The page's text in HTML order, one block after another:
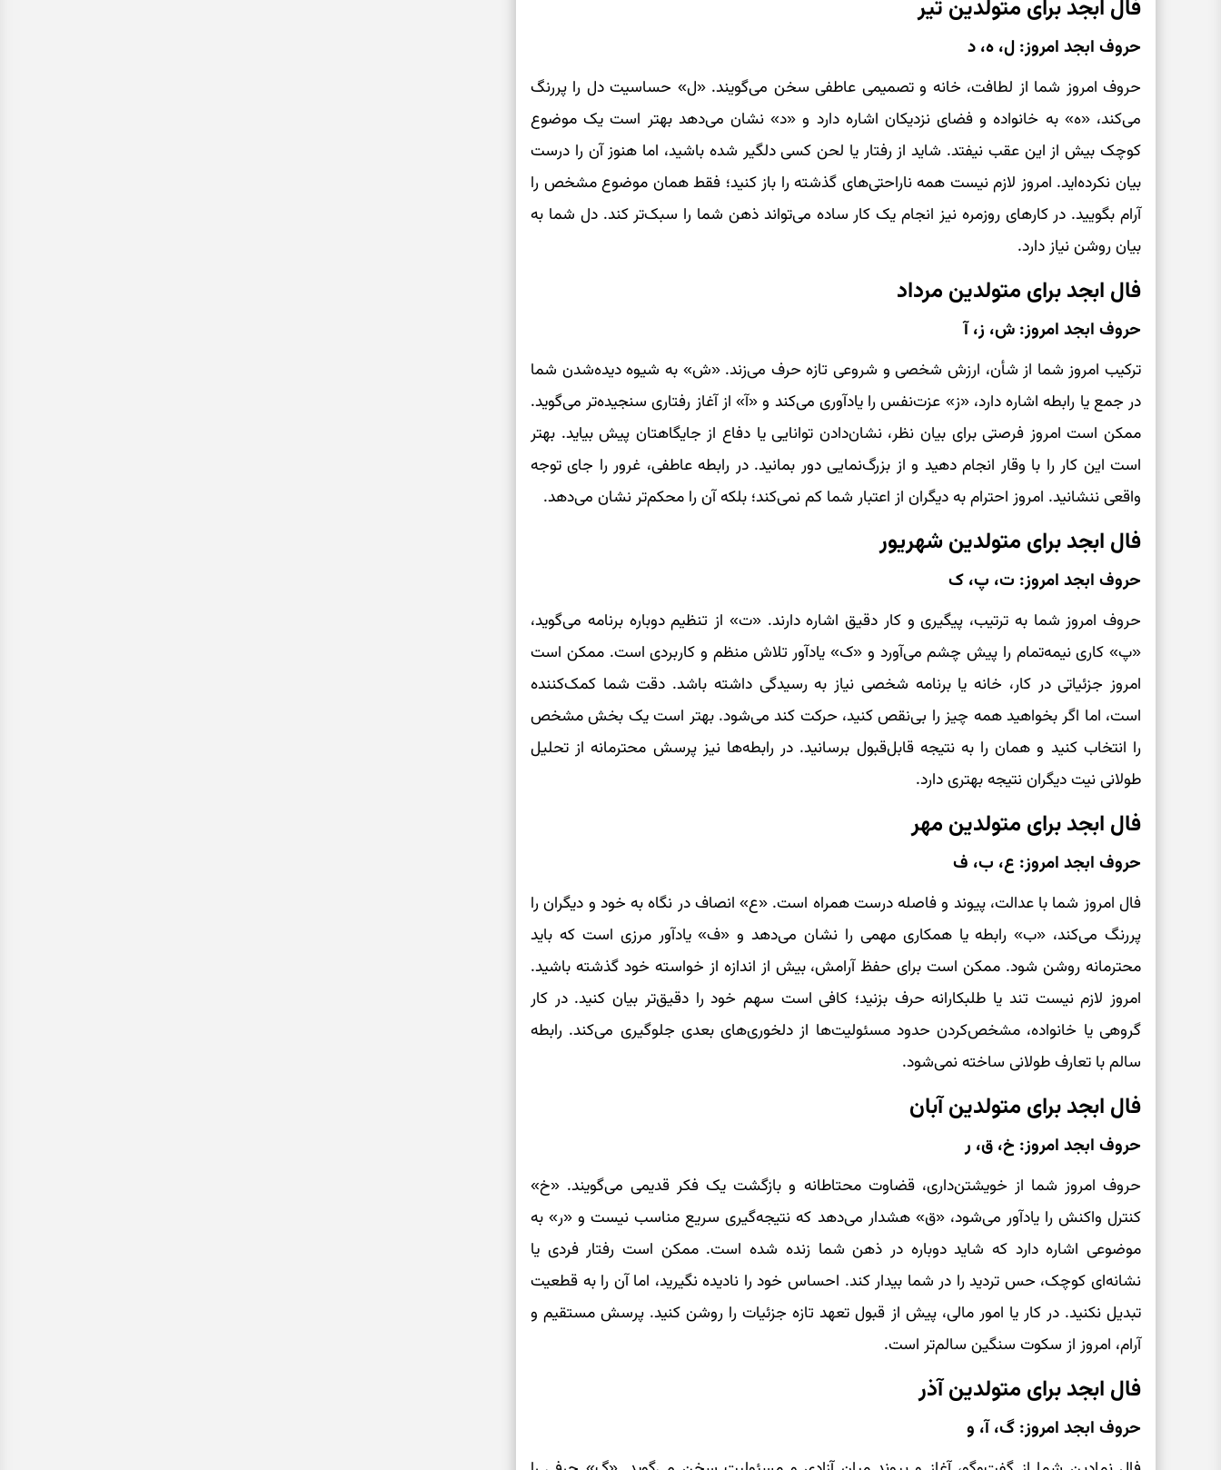
فال ابجد برای متولدین تیر
حروف ابجد امروز: ل، ه، د
حروف امروز شما از لطافت، خانه و تصمیمی عاطفی سخن می‌گویند. «ل» حساسیت دل را پررنگ
می‌کند، «ه» به خانواده و فضای نزدیکان اشاره دارد و «د» نشان می‌دهد بهتر است یک موضوع
کوچک بیش از این عقب نیفتد. شاید از رفتار یا لحن کسی دلگیر شده باشید، اما هنوز آن را درست
بیان نکرده‌اید. امروز لازم نیست همه ناراحتی‌های گذشته را باز کنید؛ فقط همان موضوع مشخص را
آرام بگویید. در کارهای روزمره نیز انجام یک کار ساده می‌تواند ذهن شما را سبک‌تر کند. دل شما به
بیان روشن نیاز دارد.
فال ابجد برای متولدین مرداد
حروف ابجد امروز: ش، ز، آ
ترکیب امروز شما از شأن، ارزش شخصی و شروعی تازه حرف می‌زند. «ش» به شیوه دیده‌شدن شما
در جمع یا رابطه اشاره دارد، «ز» عزت‌نفس را یادآوری می‌کند و «آ» از آغاز رفتاری سنجیده‌تر می‌گوید.
ممکن است امروز فرصتی برای بیان نظر، نشان‌دادن توانایی یا دفاع از جایگاهتان پیش بیاید. بهتر
است این کار را با وقار انجام دهید و از بزرگ‌نمایی دور بمانید. در رابطه عاطفی، غرور را جای توجه
واقعی ننشانید. امروز احترام به دیگران از اعتبار شما کم نمی‌کند؛ بلکه آن را محکم‌تر نشان می‌دهد.
فال ابجد برای متولدین شهریور
حروف ابجد امروز: ت، پ، ک
حروف امروز شما به ترتیب، پیگیری و کار دقیق اشاره دارند. «ت» از تنظیم دوباره برنامه می‌گوید،
«پ» کاری نیمه‌تمام را پیش چشم می‌آورد و «ک» یادآور تلاش منظم و کاربردی است. ممکن است
امروز جزئیاتی در کار، خانه یا برنامه شخصی نیاز به رسیدگی داشته باشد. دقت شما کمک‌کننده
است، اما اگر بخواهید همه چیز را بی‌نقص کنید، حرکت کند می‌شود. بهتر است یک بخش مشخص
را انتخاب کنید و همان را به نتیجه قابل‌قبول برسانید. در رابطه‌ها نیز پرسش محترمانه از تحلیل
طولانی نیت دیگران نتیجه بهتری دارد.
فال ابجد برای متولدین مهر
حروف ابجد امروز: ع، ب، ف
فال امروز شما با عدالت، پیوند و فاصله درست همراه است. «ع» انصاف در نگاه به خود و دیگران را
پررنگ می‌کند، «ب» رابطه یا همکاری مهمی را نشان می‌دهد و «ف» یادآور مرزی است که باید
محترمانه روشن شود. ممکن است برای حفظ آرامش، بیش از اندازه از خواسته خود گذشته باشید.
امروز لازم نیست تند یا طلبکارانه حرف بزنید؛ کافی است سهم خود را دقیق‌تر بیان کنید. در کار
گروهی یا خانواده، مشخص‌کردن حدود مسئولیت‌ها از دلخوری‌های بعدی جلوگیری می‌کند. رابطه
سالم با تعارف طولانی ساخته نمی‌شود.
فال ابجد برای متولدین آبان
حروف ابجد امروز: خ، ق، ر
حروف امروز شما از خویشتن‌داری، قضاوت محتاطانه و بازگشت یک فکر قدیمی می‌گویند. «خ»
کنترل واکنش را یادآور می‌شود، «ق» هشدار می‌دهد که نتیجه‌گیری سریع مناسب نیست و «ر» به
موضوعی اشاره دارد که شاید دوباره در ذهن شما زنده شده است. ممکن است رفتار فردی یا
نشانه‌ای کوچک، حس تردید را در شما بیدار کند. احساس خود را نادیده نگیرید، اما آن را به قطعیت
تبدیل نکنید. در کار یا امور مالی، پیش از قبول تعهد تازه جزئیات را روشن کنید. پرسش مستقیم و
آرام، امروز از سکوت سنگین سالم‌تر است.
فال ابجد برای متولدین آذر
حروف ابجد امروز: گ، آ، و